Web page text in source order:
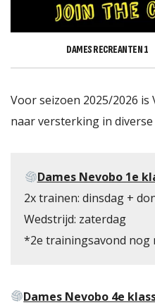
DAMES RECREANTEN 1
Voor seizoen 2025/2026 is
naar versterking in diverse
Dames Nevobo 1e
2x trainen: dinsdag +
Wedstrijd: zaterdag
*2e trainingsavond nog
Dames Nevobo 4e